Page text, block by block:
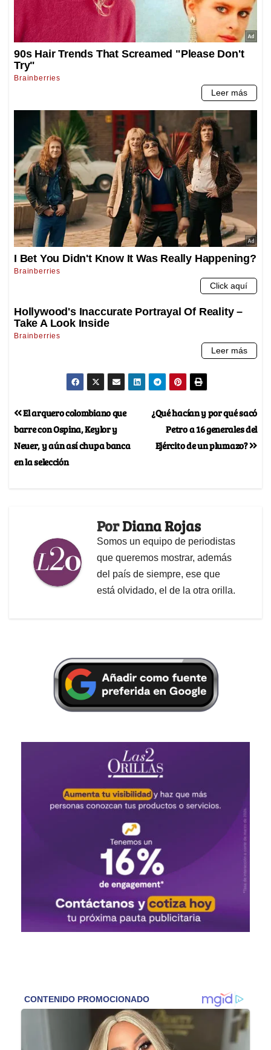
¿Qué hacían y por qué sacó
Petro a 16 generales del
Ejército de un plumazo?
El arquero colombiano que
barre con Ospina, Keylor y
Neuer, y aún así chupa banca
en la selección
PorDiana Rojas
Somos un equipo de periodistas
que queremos mostrar, además
del país de siempre, ese que
está olvidado, el de la otra orilla.